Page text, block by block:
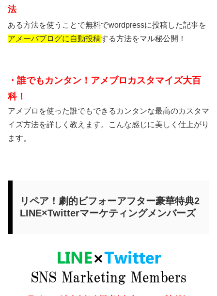
法
ある方法を使うことで無料でwordpressに投稿した記事を
アメーバブログに自動投稿する方法をマル秘公開！
・誰でもカンタン！アメブロカスタマイズ大百
科！
アメブロを使った誰でもできるカンタンな最高のカスタマ
イズ方法を詳しく教えます。こんな感じに美しく仕上がり
ます。
リペア！劇的ビフォーアフター豪華特典2
LINE×Twitterマーケティングメンバーズ